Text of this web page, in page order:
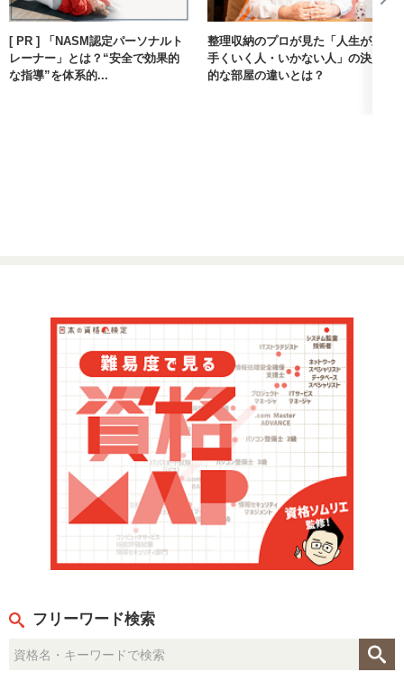
[ PR ] 「NASM認定パーソナルト
レーナー」とは？“安全で効果的
な指導”を体系的...
整理収納のプロが見た「人生が上
手くいく人・いかない人」の決定
的な部屋の違いとは？
フリーワード検索